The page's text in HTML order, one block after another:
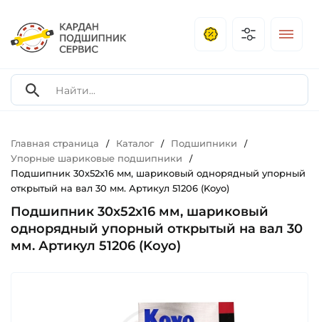
Главная страница / Каталог / Подшипники /
Упорные шариковые подшипники /
Подшипник 30х52х16 мм, шариковый однорядный упорный
открытый на вал 30 мм. Артикул 51206 (Koyo)
Подшипник 30х52х16 мм, шариковый
однорядный упорный открытый на вал 30
мм. Артикул 51206 (Koyo)